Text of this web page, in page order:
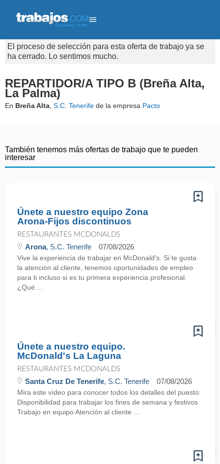
El proceso de selección para esta oferta de trabajo ya se
ha cerrado. Lo sentimos mucho.
REPARTIDOR/A TIPO B (Breña Alta,
La Palma)
En Breña Alta S.C. Tenerife de la empresa Pacto
También tenemos más ofertas de trabajo que te pueden
interesar
Únete a nuestro equipo Zona
Arona-Fijos discontinuos
RESTAURANTES MCDONALDS
Arona, S.C. Tenerife 07/08/2026
Vive la experiencia de trabajar en McDonald's. Si te gusta
la atención al cliente, tenemos oportunidades de empleo
para ti incluso si es tu primera experiencia profesional.
¿Qué ...
Únete a nuestro equipo.
McDonald's La Laguna
RESTAURANTES MCDONALDS
Santa Cruz De Tenerife, S.C. Tenerife 07/08/2026
Mira este vídeo para conocer todos los detalles del puesto:
Disponibilidad para trabajar los fines de semana y festivos
Trabajo en equipo Atención al cliente ...